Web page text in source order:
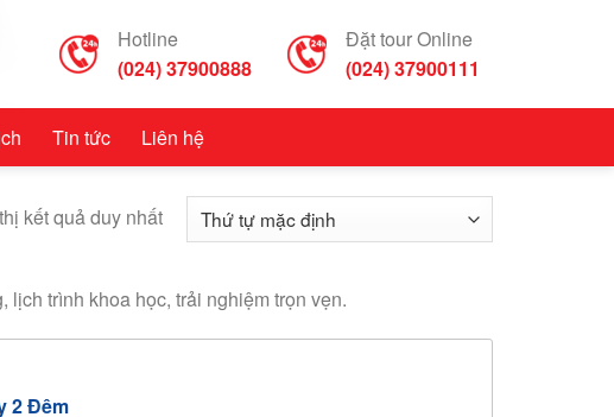
Hotline
(024) 37900888
Đặt tour Online
(024) 37900111
Tin tức Liên hệ
kết quả duy nhất
trình khoa học, trải nghiệm trọn vẹn.
2 Đêm